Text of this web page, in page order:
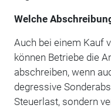
Welche
Auch bei einem Kauf
können Betriebe die
abschreiben, wenn
degressive
Steuerlast, sondern